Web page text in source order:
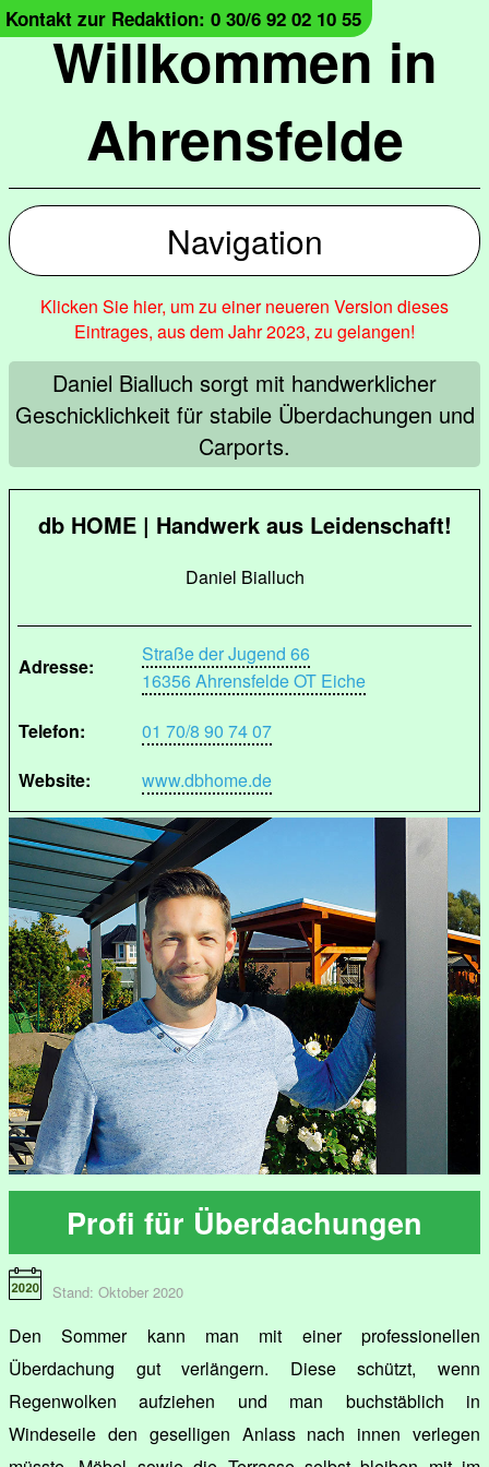
Willkommen in
Ahrensfelde
Kontakt zur Redaktion: 0 30/6 92 02 10 55
Navigation
Klicken Sie hier, um zu einer neueren Version dieses
Eintrages, aus dem Jahr 2023, zu gelangen!
Daniel Bialluch sorgt mit handwerklicher
Geschicklichkeit für stabile Überdachungen und
Carports.
db HOME | Handwerk aus Leidenschaft!
Daniel Bialluch
Adresse:
Straße der Jugend 66
16356 Ahrensfelde OT Eiche
Telefon:
01 70/8 90 74 07
Website:
www.dbhome.de
Profi für Überdachungen
Stand: Oktober 2020
Den Sommer kann man mit einer professionellen
Überdachung gut verlängern. Diese schützt, wenn
Regenwolken aufziehen und man buchstäblich in
Windeseile den geselligen Anlass nach innen verlegen